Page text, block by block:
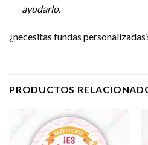
ayudarlo.
¿necesitas fundas
PRODUCTOS